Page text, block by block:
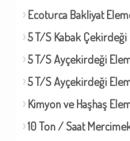
Ecoturca Bakliyat
5 T/S Kabak Çekirdeği
5 T/S Ayçekirdeği
5 T/S Ayçekirdeği
Kimyon ve Haşhaş
10 Ton / Saat